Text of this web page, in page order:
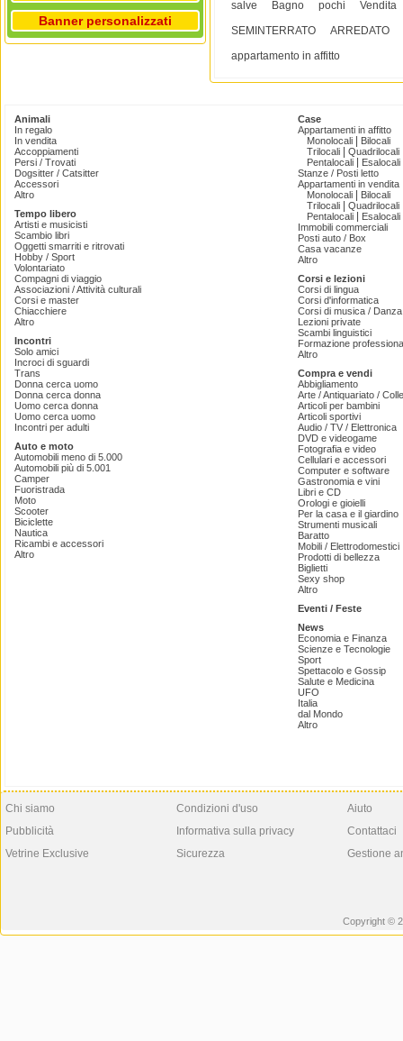
Banner personalizzati
salve Bagno pochi
Vendita
SEMINTERRATO
ARREDATO
appartamento in affitto
Animali
In regalo
In vendita
Accoppiamenti
Persi / Trovati
Dogsitter / Catsitter
Accessori
Altro
Tempo libero
Artisti e musicisti
Scambio libri
Oggetti smarriti e ritrovati
Hobby / Sport
Volontariato
Compagni di viaggio
Associazioni / Attività culturali
Corsi e master
Chiacchiere
Altro
Incontri
Solo amici
Incroci di sguardi
Trans
Donna cerca uomo
Donna cerca donna
Uomo cerca donna
Uomo cerca uomo
Incontri per adulti
Auto e moto
Automobili meno di 5.000
Automobili più di 5.001
Camper
Fuoristrada
Moto
Scooter
Biciclette
Nautica
Ricambi e accessori
Altro
Case
Appartamenti in affitto
Monolocali
Bilocali
Trilocali
Quadrilocali
Pentalocali
Esalocali
Stanze / Posti letto
Appartamenti in vendita
Monolocali
Bilocali
Trilocali
Quadrilocali
Pentalocali
Esalocali
Immobili commerciali
Posti auto / Box
Casa vacanze
Altro
Corsi e lezioni
Corsi di lingua
Corsi d'informatica
Corsi di musica /
Lezioni private
Scambi linguistici
Formazione
Altro
Compra e vendi
Abbigliamento
Arte / Antiquariato /
Articoli per bambini
Articoli sportivi
Audio / TV / Elettronica
DVD e videogame
Fotografia e video
Cellulari e accessori
Computer e software
Gastronomia e vini
Libri e CD
Orologi e gioielli
Per la casa e il giardino
Strumenti musicali
Baratto
Mobili / Elettrodomestici
Prodotti di bellezza
Biglietti
Sexy shop
Altro
Eventi / Feste
News
Economia e Finanza
Scienze e Tecnologie
Sport
Spettacolo e Gossip
Salute e Medicina
UFO
Italia
dal Mondo
Altro
Chi siamo
Pubblicità
Vetrine Exclusive
Condizioni d'uso
Informativa sulla privacy
Sicurezza
Aiuto
Contattaci
Gestione
Copyright ©